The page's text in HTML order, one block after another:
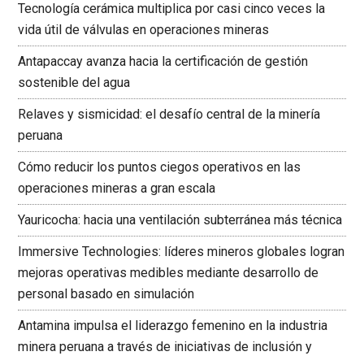
Tecnología cerámica multiplica por casi cinco veces la
vida útil de válvulas en operaciones mineras
Antapaccay avanza hacia la certificación de gestión
sostenible del agua
Relaves y sismicidad: el desafío central de la minería
peruana
Cómo reducir los puntos ciegos operativos en las
operaciones mineras a gran escala
Yauricocha: hacia una ventilación subterránea más técnica
Immersive Technologies: líderes mineros globales logran
mejoras operativas medibles mediante desarrollo de
personal basado en simulación
Antamina impulsa el liderazgo femenino en la industria
minera peruana a través de iniciativas de inclusión y